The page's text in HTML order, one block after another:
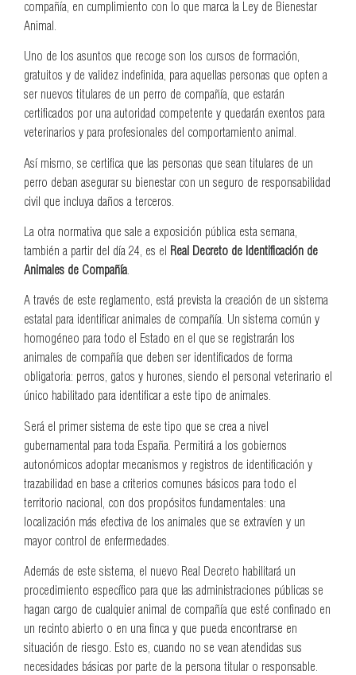
compañía, en cumplimiento con lo que marca la Ley de Bienestar
Animal.
Uno de los asuntos que recoge son los cursos de formación,
gratuitos y de validez indefinida, para aquellas personas que opten a
ser nuevos titulares de un perro de compañía, que estarán
certificados por una autoridad competente y quedarán exentos para
veterinarios y para profesionales del comportamiento animal.
Así mismo, se certifica que las personas que sean titulares de un
perro deban asegurar su bienestar con un seguro de responsabilidad
civil que incluya daños a terceros.
La otra normativa que sale a exposición pública esta semana,
también a partir del día 24, es el
Real Decreto de Identificación de
Animales de Compañía.
A través de este reglamento, está prevista la creación de un sistema
estatal para identificar animales de compañía. Un sistema común y
homogéneo para todo el Estado en el que se registrarán los
animales de compañía que deben ser identificados de forma
obligatoria: perros, gatos y hurones, siendo el personal veterinario el
único habilitado para identificar a este tipo de animales.
Será el primer sistema de este tipo que se crea a nivel
gubernamental para toda España. Permitirá a los gobiernos
autonómicos adoptar mecanismos y registros de identificación y
trazabilidad en base a criterios comunes básicos para todo el
territorio nacional, con dos propósitos fundamentales: una
localización más efectiva de los animales que se extravíen y un
mayor control de enfermedades.
Además de este sistema, el nuevo Real Decreto habilitará un
procedimiento específico para que las administraciones públicas se
hagan cargo de cualquier animal de compañía que esté confinado en
un recinto abierto o en una finca y que pueda encontrarse en
situación de riesgo. Esto es, cuando no se vean atendidas sus
necesidades básicas por parte de la persona titular o responsable.